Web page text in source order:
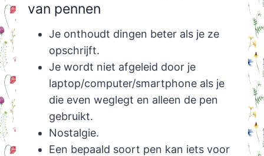
van pennen
Je onthoudt dingen beter als je ze
opschrijft.
Je wordt niet afgeleid door je
laptop/computer/smartphone als je
die even weglegt en alleen de pen
gebruikt.
Nostalgie.
Een bepaald soort pen kan iets voor